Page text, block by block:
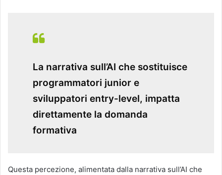
La narrativa sull’AI che sostituisce
programmatori junior e
sviluppatori entry-level, impatta
direttamente la domanda
formativa
Questa percezione, alimentata dalla narrativa sull’AI che